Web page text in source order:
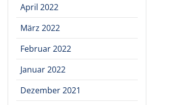
April 2022
März 2022
Februar 2022
Januar 2022
Dezember 2021